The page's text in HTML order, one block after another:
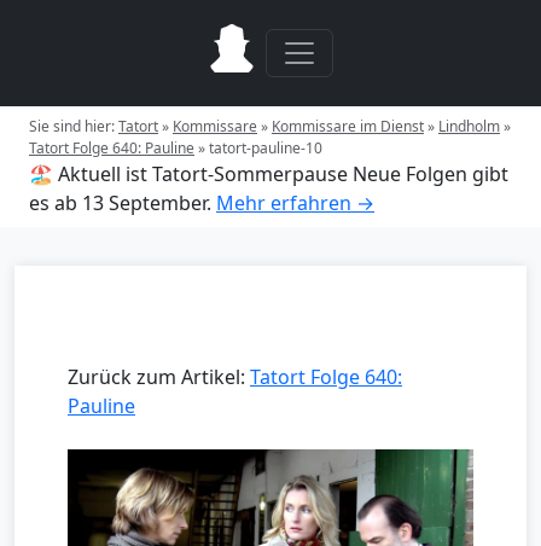
Sie sind hier:Tatort» Kommissare» Kommissare im Dienst» Lindholm»
Tatort Folge 640: Pauline»tatort-pauline-10
🏖️ Aktuell ist Tatort-Sommerpause Neue Folgen gibt
es ab 13 September. Mehr erfahren →
Zurück zum Artikel: Tatort Folge 640:
Pauline